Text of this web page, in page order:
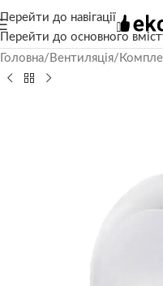
Перейти до навігації
Перейти до основного
Головна/ Вентиляція/